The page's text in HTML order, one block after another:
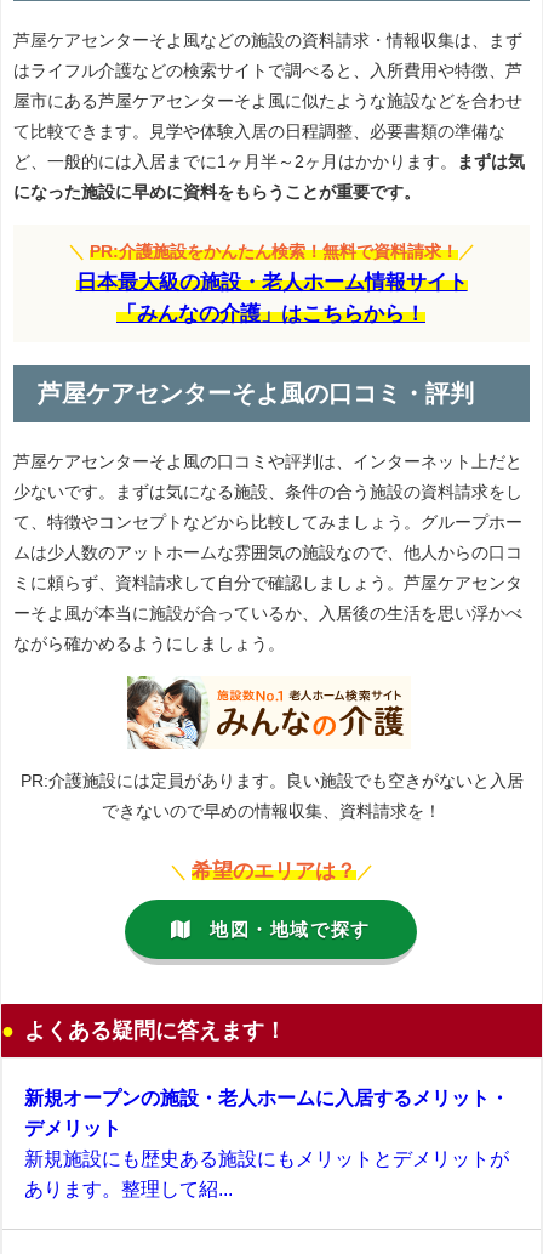
芦屋ケアセンターそよ風などの施設の資料請求・情報収集は、まず
はライフル介護などの検索サイトで調べると、入所費用や特徴、芦
屋市にある芦屋ケアセンターそよ風に似たような施設などを合わせ
て比較できます。見学や体験入居の日程調整、必要書類の準備な
ど、一般的には入居までに1ヶ月半～2ヶ月はかかります。
まずは気
になった施設に早めに資料をもらうことが重要です。
＼ PR:介護施設をかんたん検索！無料で資料請求！ ／
日本最大級の施設・老人ホーム情報サイト
「みんなの介護」はこちらから！
芦屋ケアセンターそよ風の口コミ・評判
芦屋ケアセンターそよ風の口コミや評判は、インターネット上だと
少ないです。まずは気になる施設、条件の合う施設の資料請求をし
て、特徴やコンセプトなどから比較してみましょう。グループホー
ムは少人数のアットホームな雰囲気の施設なので、他人からの口コ
ミに頼らず、資料請求して自分で確認しましょう。芦屋ケアセンタ
ーそよ風が本当に施設が合っているか、入居後の生活を思い浮かべ
ながら確かめるようにしましょう。
PR:介護施設には定員があります。良い施設でも空きがないと入居
できないので早めの情報収集、資料請求を！
＼ 希望のエリアは？ ／
地図・地域で探す
よくある疑問に答えます！
新規オープンの施設・老人ホームに入居するメリット・
デメリット
新規施設にも歴史ある施設にもメリットとデメリットが
あります。整理して紹...